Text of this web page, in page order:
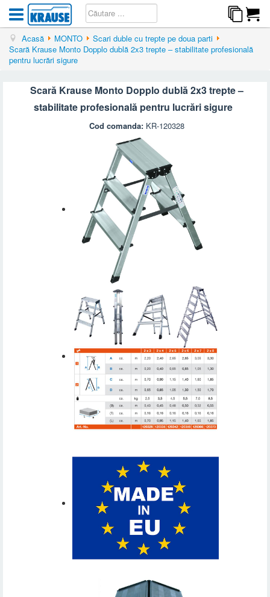
Acasă MONTO
Scari duble cu trepte pe doua parti
Scară Krause Monto Dopplo dublă 2x3 trepte – stabilitate profesională
pentru lucrări sigure
Scară Krause Monto Dopplo dublă 2x3 trepte –
stabilitate profesională pentru lucrări sigure
Cod comanda: KR-120328